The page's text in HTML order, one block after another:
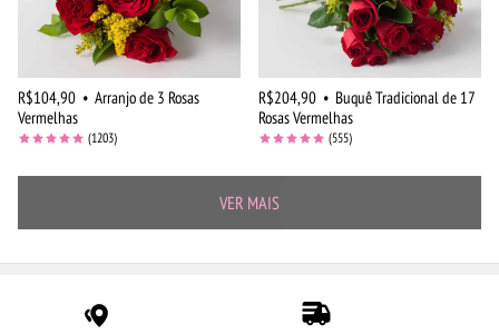
R$104,90 • Arranjo de 3 Rosas
Vermelhas
(1203)
R$204,90 • Buquê Tradicional de 17
Rosas Vermelhas
(555)
VER MAIS